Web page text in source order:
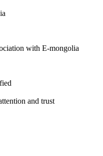
with E-mongolia
and trust